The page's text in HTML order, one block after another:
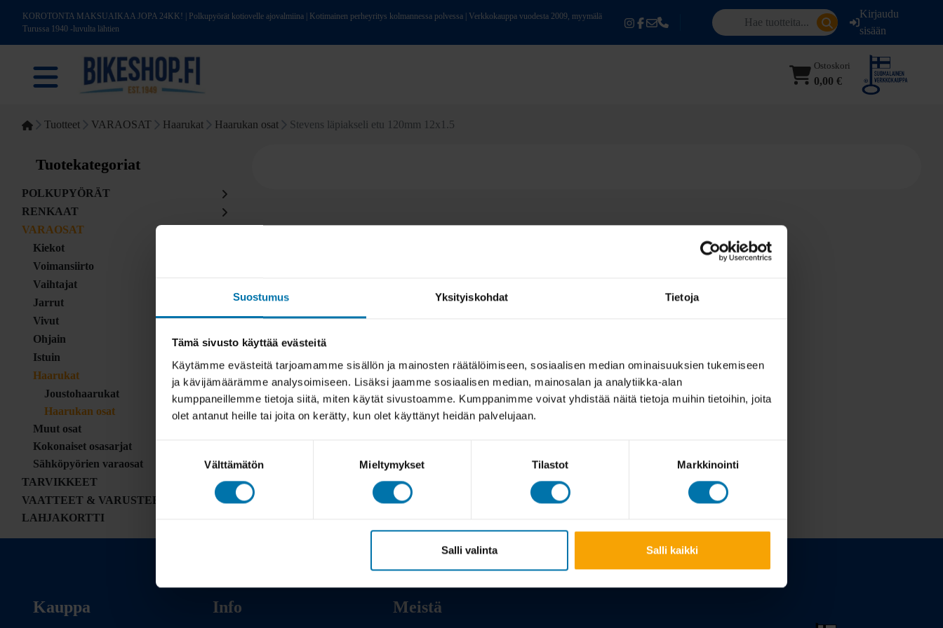
Suostumus Yksityiskohdat Tietoja
Tämä sivusto käyttää evästeitä
Käytämme evästeitä tarjoamamme sisällön ja mainosten räätälöimiseen, sosiaalisen median ominaisuuksien tukemiseen
ja kävijämäärämme analysoimiseen. Lisäksi jaamme sosiaalisen median, mainosalan ja analytiikka-alan
kumppaneillemme tietoja siitä, miten käytät sivustoamme. Kumppanimme voivat yhdistää näitä tietoja muihin tietoihin, joita
olet antanut heille tai joita on kerätty, kun olet käyttänyt heidän palvelujaan.
Välttämätön Mieltymykset Tilastot Markkinointi
Salli valinta Salli kaikki
KOROTONTA MAKSUAIKAA JOPA 24KK! | Polkupyörät kotiovelle ajovalmiina | Kotimainen perheyritys kolmannessa polvessa | Verkkokauppa vuodesta 2009, myymälä
Turussa 1940 -luvulta lähtien
Kirjaudu
sisään
Ostoskori
0,00 €
Tuotteet VARAOSAT Haarukat Haarukan osat Stevens läpiakseli etu 120mm 12x1.5
Tuotekategoriat
POLKUPYÖRÄT
RENKAAT
VARAOSAT
Kiekot
Voimansiirto
Vaihtajat
Jarrut
Vivut
Ohjain
Istuin
Haarukat
Joustohaarukat
Haarukan osat
Muut osat
Kokonaiset osasarjat
Sähköpyörien varaosat
TARVIKKEET
VAATTEET & VARUSTEET
LAHJAKORTTI
Kauppa Info Meistä